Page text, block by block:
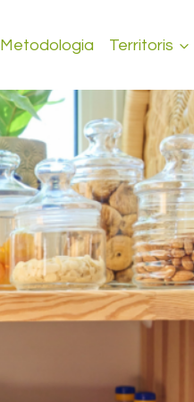
Metodologia Territoris